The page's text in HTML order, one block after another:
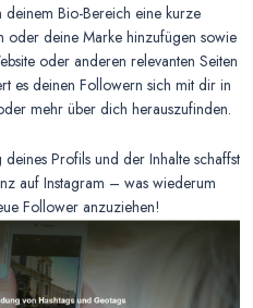
deinem Bio-Bereich eine kurze
oder deine Marke hinzufügen sowie
oder anderen relevanten Seiten
es deinen Followern sich mit dir in
mehr über dich herauszufinden.
Profils und der Inhalte schaffst
auf Instagram – was wiederum
Follower anzuziehen!